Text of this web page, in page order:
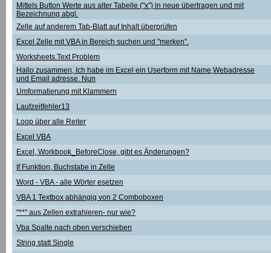
Mittels Button Werte aus alter Tabelle ("x") in neue übertragen und mit
Bezeichnung abgl.
Zelle auf anderem Tab-Blatt auf Inhalt überprüfen
Excel Zelle mit VBA in Bereich suchen und "merken".
Worksheets.Text Problem
Hallo zusammen, Ich habe im Excel ein Userform mit Name,Webadresse
und Email adresse. Nun
Umformatierung mit Klammern
Laufzeitfehler13
Loop über alle Reiter
Excel VBA
Excel, Workbook_BeforeClose, gibt es Änderungen?
If Funktion, Buchstabe in Zelle
Word - VBA - alle Wörter esetzen
VBA 1 Textbox abhängig von 2 Comboboxen
"**" aus Zellen extrahieren- nur wie?
Vba Spalte nach oben verschieben
String statt Single